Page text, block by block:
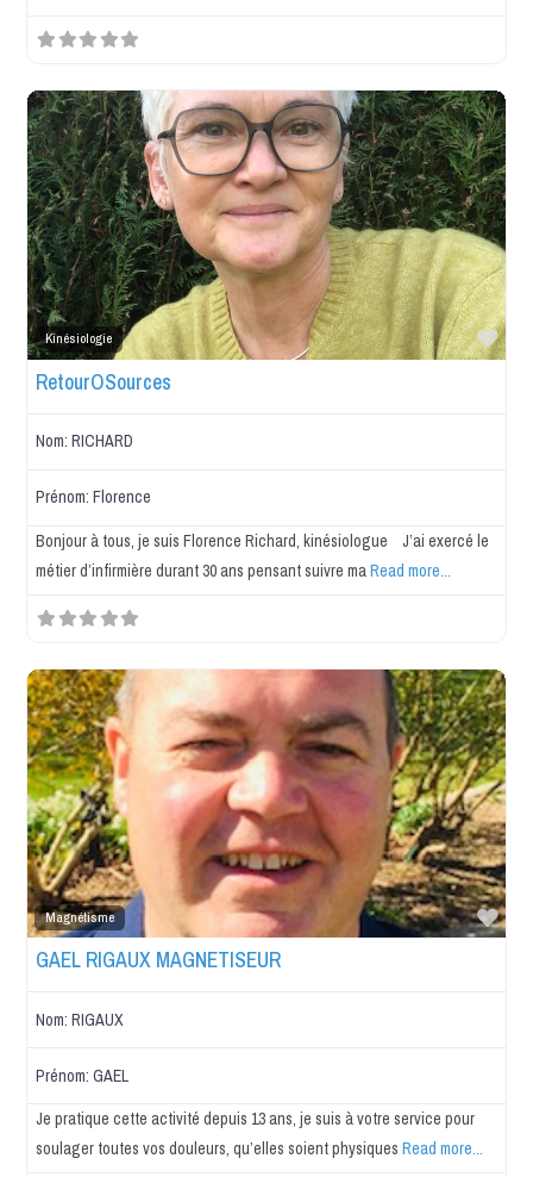
Kinésiologie
RetourOSources
Nom:RICHARD
Prénom:Florence
Bonjour à tous, je suis Florence Richard, kinésiologue J’ai exercé le
métier d’infirmière durant 30 ans pensant suivre maRead more...
Magnétisme
GAEL RIGAUX MAGNETISEUR
Nom:RIGAUX
Prénom:GAEL
Je pratique cette activité depuis 13 ans, je suis à votre service pour
soulager toutes vos douleurs, qu’elles soient physiquesRead more...